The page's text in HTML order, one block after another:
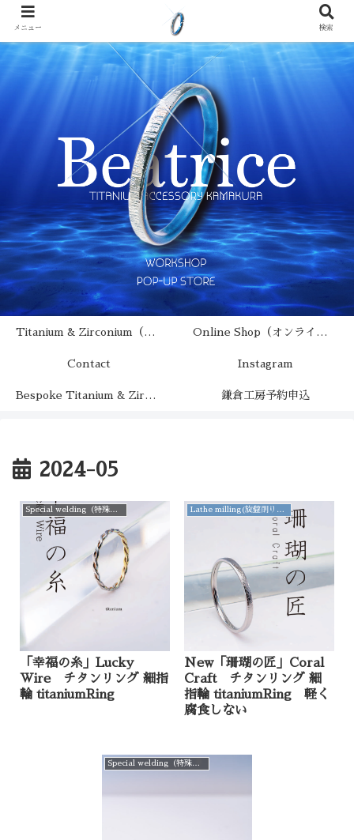
Titanium & Zirconium（チタン･ジルコニウムとは？） Online Shop（オンラインショップ）
Contact Instagram
Bespoke Titanium & Zirconium（チタンとジルコニウムの特注制作） 鎌倉工房予約申込
2024-05
Special welding（特殊溶接仕上げ）
「幸福の糸」Lucky
Wire チタンリング 細指
輪 titaniumRing
Lathe milling(旋盤削り出し)
New「珊瑚の匠」Coral
Craft チタンリング 細
指輪 titaniumRing 軽く
腐食しない
Special welding（特殊溶接仕上げ）
メニュー 検索